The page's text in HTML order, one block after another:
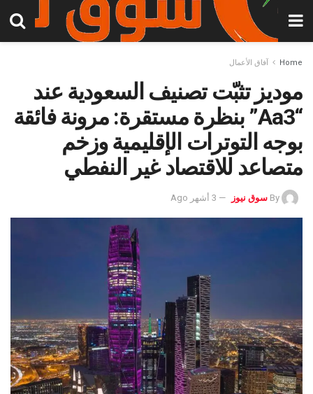
Home آفاق الأعمال
موديز تثبّت تصنيف السعودية عند
“Aa3” بنظرة مستقرة: مرونة فائقة
بوجه التوترات الإقليمية وزخم
متصاعد للاقتصاد غير النفطي
By سوق نيوز 3 أشهر Ago